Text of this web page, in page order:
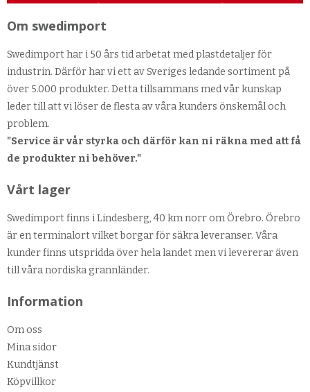
Om swedimport
Swedimport har i 50 års tid arbetat med plastdetaljer för
industrin. Därför har vi ett av Sveriges ledande sortiment på
över 5.000 produkter. Detta tillsammans med vår kunskap
leder till att vi löser de flesta av våra kunders önskemål och
problem.
"Service är vår styrka och därför kan ni räkna med att få
de produkter ni behöver."
Vårt lager
Swedimport finns i Lindesberg, 40 km norr om Örebro. Örebro
är en terminalort vilket borgar för säkra leveranser. Våra
kunder finns utspridda över hela landet men vi levererar även
till våra nordiska grannländer.
Information
Om oss
Mina sidor
Kundtjänst
Köpvillkor